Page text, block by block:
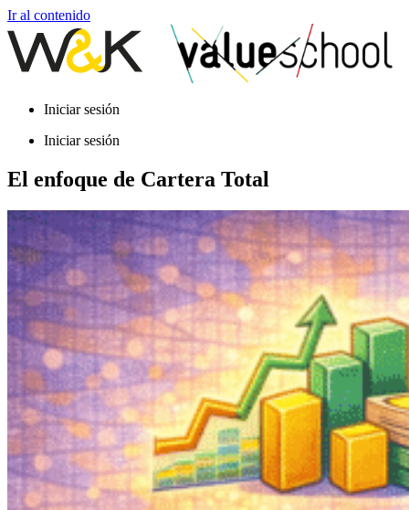
Ir al contenido
Iniciar sesión
Iniciar sesión
El enfoque de Cartera Total